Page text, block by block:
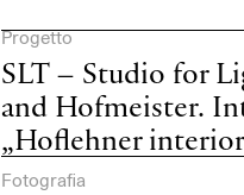
Progetto
SLT – Studio for
and Hofmeister.
„Hoflehner
Fotografia